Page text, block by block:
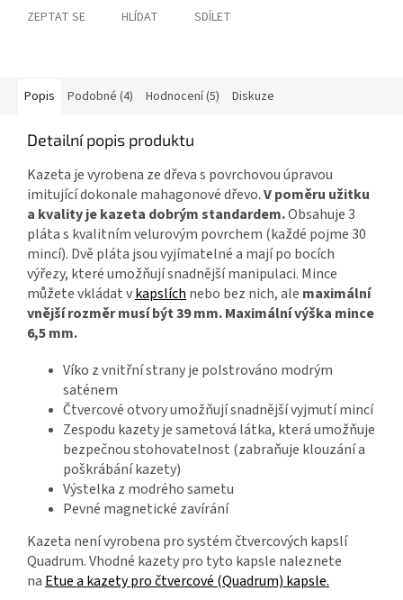
ZEPTAT SE HLÍDAT SDÍLET
Popis Podobné (4) Hodnocení (5) Diskuze
Detailní popis produktu
Kazeta je vyrobena ze dřeva s povrchovou úpravou
imitující dokonale mahagonové dřevo.V poměru užitku
a kvality je kazeta dobrým standardem.Obsahuje 3
pláta s kvalitním velurovým povrchem (každé pojme 30
mincí). Dvě pláta jsou vyjímatelné a mají po bocích
výřezy, které umožňují snadnější manipulaci. Mince
můžete vkládat vkapslích nebo bez nich, ale maximální
vnější rozměr musí být 39 mm. Maximální výška mince
6,5 mm.
Víko z vnitřní strany je polstrováno modrým
saténem
Čtvercové otvory umožňují snadnější vyjmutí mincí
Zespodu kazety je sametová látka, která umožňuje
bezpečnou stohovatelnost (zabraňuje klouzání a
poškrábání kazety)
Výstelka z modrého sametu
Pevné magnetické zavírání
Kazeta není vyrobena pro systém čtvercových kapslí
Quadrum. Vhodné kazety pro tyto kapsle naleznete
na Etue a kazety pro čtvercové (Quadrum) kapsle.